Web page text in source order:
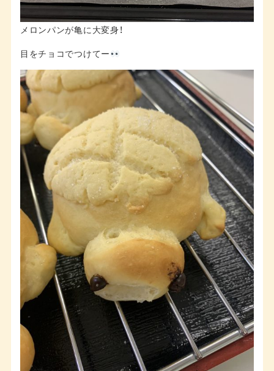
メロンパンが亀に大変身！
目をチョコでつけてー